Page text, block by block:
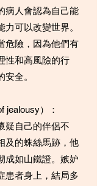
病人會認為自己能
可以改變世界。
危險，因為他們有
性和高風險的行
全。
jealousy）：
疑自己的伴侶不
及的蛛絲馬跡，他
成如山鐵證。嫉妒
患者身上，結局多